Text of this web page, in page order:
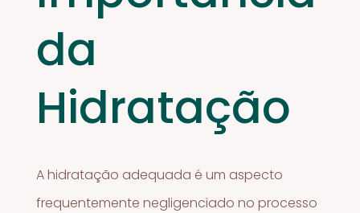
da
Hidratação
A hidratação adequada é um aspecto
frequentemente negligenciado no processo